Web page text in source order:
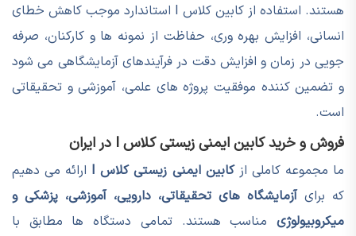
هستند. استفاده از کابین کلاس I استاندارد موجب کاهش خطای
انسانی، افزایش بهره وری، حفاظت از نمونه ها و کارکنان، صرفه
جویی در زمان و افزایش دقت در فرآیندهای آزمایشگاهی می شود
و تضمین کننده موفقیت پروژه های علمی، آموزشی و تحقیقاتی
است.
فروش و خرید کابین ایمنی زیستی کلاس I در ایران
ما مجموعه کاملی ازکابین ایمنی زیستی کلاس I
ارائه می دهیم
که برایآزمایشگاه های تحقیقاتی، دارویی، آموزشی، پزشکی و
میکروبیولوژی مناسب هستند. تمامی دستگاه ها مطابق با